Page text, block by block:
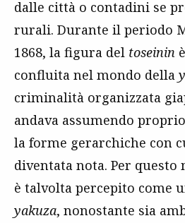
dalle città o contadini se
rurali. Durante il periodo
1868, la figura del toseinin
confluita nel mondo della
criminalità organizzata
andava assumendo
la forme gerarchiche con
diventata nota. Per questo
è talvolta percepito come
yakuza, nonostante sia